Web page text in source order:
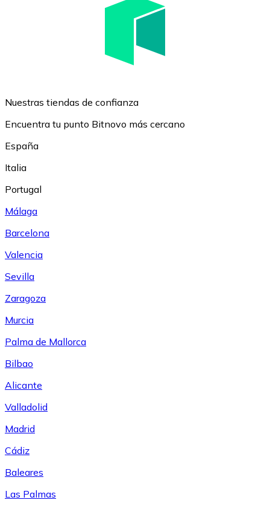
Nuestras tiendas de confianza
Encuentra tu punto Bitnovo más cercano
España
Italia
Portugal
Málaga
Barcelona
Valencia
Sevilla
Zaragoza
Murcia
Palma de Mallorca
Bilbao
Alicante
Valladolid
Madrid
Cádiz
Baleares
Las Palmas